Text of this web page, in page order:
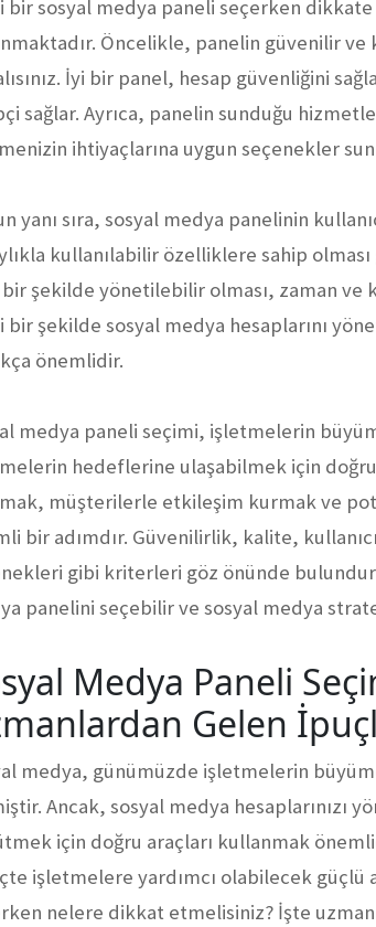
bir sosyal medya paneli seçerken
Öncelikle, panelin güvenilir ve
İyi bir panel, hesap güvenliğini
sağlar. Ayrıca, panelin sunduğu
ihtiyaçlarına uygun seçenekler
yanı sıra, sosyal medya panelinin
kullanılabilir özelliklere sahip
bir şekilde yönetilebilir olması, zaman
bir şekilde sosyal medya hesaplarını
önemlidir.
medya paneli seçimi, işletmelerin
hedeflerine ulaşabilmek için
müşterilerle etkileşim kurmak ve
bir adımdır. Güvenilirlik, kalite,
gibi kriterleri göz önünde
panelini seçebilir ve sosyal medya
Medya Paneli
Gelen
medya, günümüzde işletmelerin
Ancak, sosyal medya hesaplarınızı
için doğru araçları kullanmak
işletmelere yardımcı olabilecek güçlü
nelere dikkat etmelisiniz? İşte